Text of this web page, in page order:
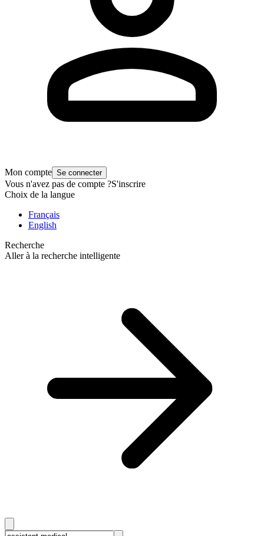
Mon compte Se connecter
Vous n'avez pas de compte ?S'inscrire
Choix de la langue
Français
English
Recherche
Aller à la recherche intelligente